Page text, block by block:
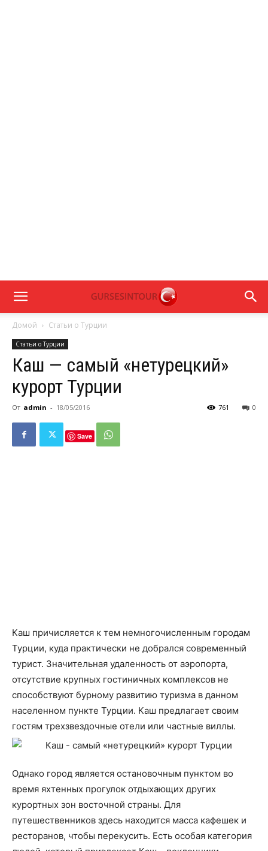
Домой Статьи о Турции
Статьи о Турции
Каш — самый «нетурецкий»
курорт Турции
От admin - 18/05/2016 0
761
Save
Каш причисляется к тем немногочисленным городам
Турции, куда практически не добрался современный
турист. Значительная удаленность от аэропорта,
отсутствие крупных гостиничных комплексов не
способствуют бурному развитию туризма в данном
населенном пункте Турции. Каш предлагает своим
гостям трехзвездочные отели или частные виллы.
Однако город является остановочным пунктом во
время яхтенных прогулок отдыхающих других
курортных зон восточной страны. Для
путешественников здесь находится масса кафешек и
ресторанов, чтобы перекусить. Есть особая категория